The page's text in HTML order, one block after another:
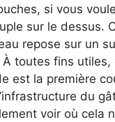
si vous
sur le dessus.
repose sur un
toutes fins utiles,
est la première
du
voir où cela